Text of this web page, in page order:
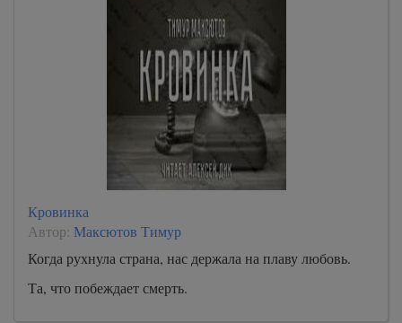
Кровинка
Автор: Максютов Тимур
Когда рухнула страна, нас держала на плаву любовь.
Та, что побеждает смерть.